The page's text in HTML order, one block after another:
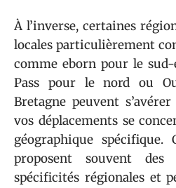
À l’inverse, certaines
locales particulièrement
comme eborn pour le sud-
Pass pour le nord ou
Bretagne peuvent
vos déplacements se
géographique spécifique.
proposent souvent
spécificités régionales et